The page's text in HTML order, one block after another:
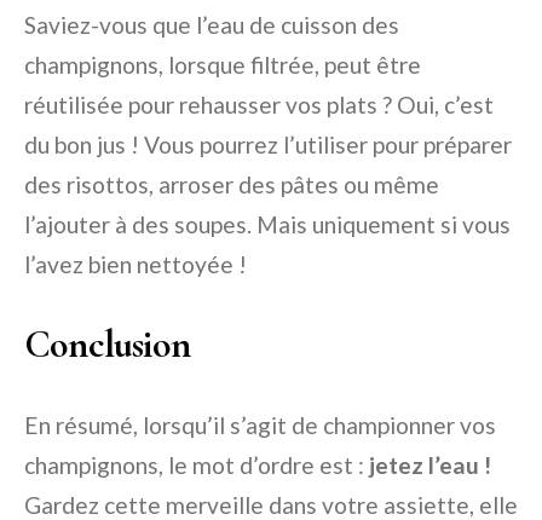
Saviez-vous que l’eau de cuisson des
champignons, lorsque filtrée, peut être
réutilisée pour rehausser vos plats ? Oui, c’est
du bon jus ! Vous pourrez l’utiliser pour préparer
des risottos, arroser des pâtes ou même
l’ajouter à des soupes. Mais uniquement si vous
l’avez bien nettoyée !
Conclusion
En résumé, lorsqu’il s’agit de championner vos
champignons, le mot d’ordre est : jetez l’eau !
Gardez cette merveille dans votre assiette, elle